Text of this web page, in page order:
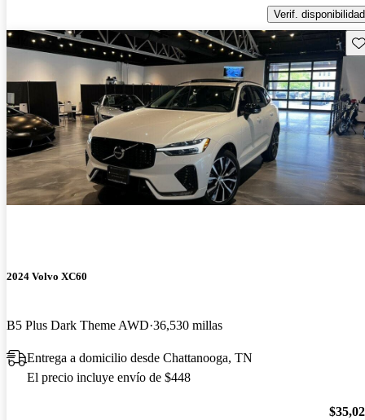
Verif. disponibilidad
2024 Volvo XC60
B5 Plus Dark Theme AWD 36,530 millas
Entrega a domicilio desde Chattanooga, TN
El precio incluye envío de $448